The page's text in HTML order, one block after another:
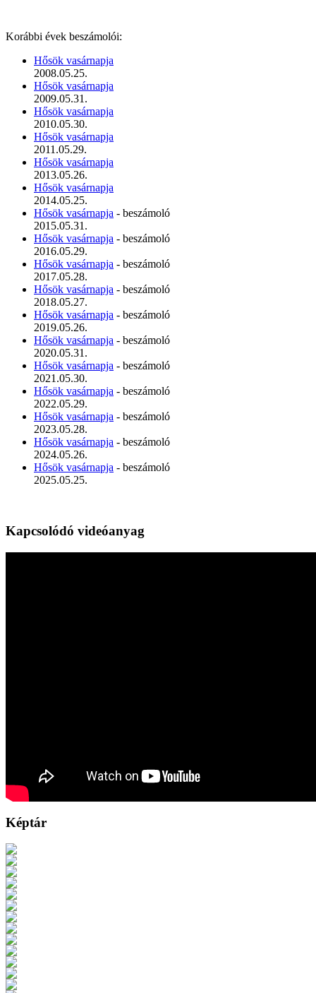
Korábbi évek beszámolói:
Hősök vasárnapja
2008.05.25.
Hősök vasárnapja
2009.05.31.
Hősök vasárnapja
2010.05.30.
Hősök vasárnapja
2011.05.29.
Hősök vasárnapja
2013.05.26.
Hősök vasárnapja
2014.05.25.
Hősök vasárnapja - beszámoló
2015.05.31.
Hősök vasárnapja - beszámoló
2016.05.29.
Hősök vasárnapja - beszámoló
2017.05.28.
Hősök vasárnapja - beszámoló
2018.05.27.
Hősök vasárnapja - beszámoló
2019.05.26.
Hősök vasárnapja - beszámoló
2020.05.31.
Hősök vasárnapja - beszámoló
2021.05.30.
Hősök vasárnapja - beszámoló
2022.05.29.
Hősök vasárnapja - beszámoló
2023.05.28.
Hősök vasárnapja - beszámoló
2024.05.26.
Hősök vasárnapja - beszámoló
2025.05.25.
Kapcsolódó videóanyag
Képtár